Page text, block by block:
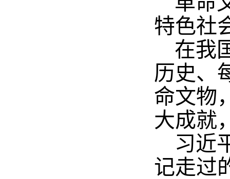
特色社
在我
历史、
命文物
大成就
习近
记走过